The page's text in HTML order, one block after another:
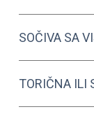
SOČIVA SA
TORIČNA ILI